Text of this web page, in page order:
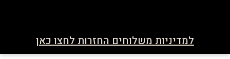
למדיניות משלוחים החזרות לחצו כאן